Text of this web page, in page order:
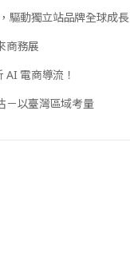
驅動獨立站品牌全球成長
商務展
AI 電商導流！
－以臺灣區域考量